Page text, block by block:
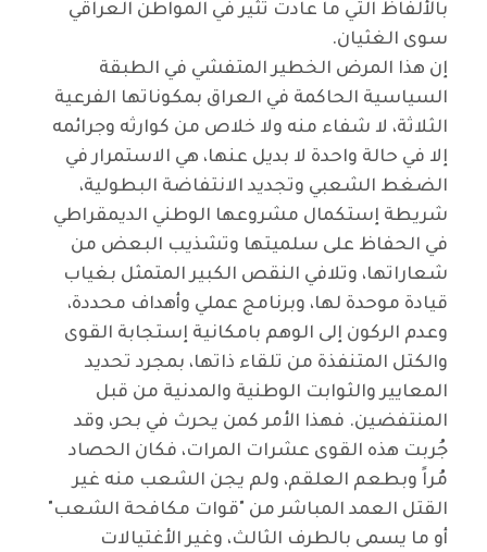
بالألفاظ التي ما عادت تثير في المواطن العراقي
سوى الغثيان.
إن هذا المرض الخطير المتفشي في الطبقة
السياسية الحاكمة في العراق بمكوناتها الفرعية
الثلاثة، لا شفاء منه ولا خلاص من كوارثه وجرائمه
إلا في حالة واحدة لا بديل عنها، هي الاستمرار في
الضغط الشعبي وتجديد الانتفاضة البطولية،
شريطة إستكمال مشروعها الوطني الديمقراطي
في الحفاظ على سلميتها وتشذيب البعض من
شعاراتها، وتلافي النقص الكبير المتمثل بغياب
قيادة موحدة لها، وبرنامج عملي وأهداف محددة،
وعدم الركون إلى الوهم بامكانية إستجابة القوى
والكتل المتنفذة من تلقاء ذاتها، بمجرد تحديد
المعايير والثوابت الوطنية والمدنية من قبل
المنتفضين. فهذا الأمر كمن يحرث في بحر، وقد
جُربت هذه القوى عشرات المرات، فكان الحصاد
مُراً وبطعم العلقم، ولم يجن الشعب منه غير
القتل العمد المباشر من "قوات مكافحة الشعب"
أو ما يسمى بالطرف الثالث، وغير الأغتيالات